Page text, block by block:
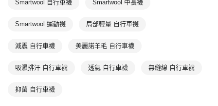
Smartwool 自行車襪 Smartwool 中長襪
Smartwool 運動襪 局部輕量 自行車襪
減震 自行車襪 美麗諾羊毛 自行車襪
吸濕排汗 自行車襪 透氣 自行車襪 無縫線 自行車襪
抑菌 自行車襪